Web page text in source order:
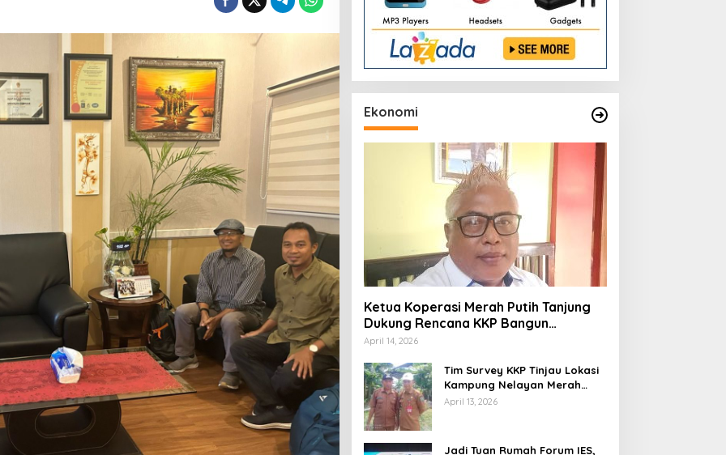
Ekonomi
Ketua Koperasi Merah Putih Tanjung
Dukung Rencana KKP Bangun
Kampung Nelayan di Eks TPI
April 14, 2026
Tim Survey KKP Tinjau Lokasi
Kampung Nelayan Merah
Putih di Kelurahan Kolo
April 13, 2026
Jadi Tuan Rumah Forum IES,